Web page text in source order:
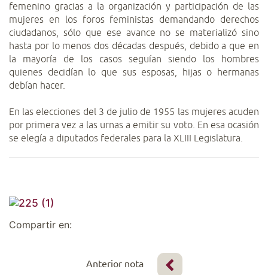
femenino gracias a la organización y participación de las
mujeres en los foros feministas demandando derechos
ciudadanos, sólo que ese avance no se materializó sino
hasta por lo menos dos décadas después, debido a que en
la mayoría de los casos seguían siendo los hombres
quienes decidían lo que sus esposas, hijas o hermanas
debían hacer.
En las elecciones del 3 de julio de 1955 las mujeres acuden
por primera vez a las urnas a emitir su voto. En esa ocasión
se elegía a diputados federales para la XLIII Legislatura.
Compartir en:
Anterior nota